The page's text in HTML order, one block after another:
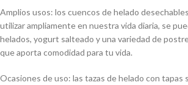
Amplios usos: los cuencos de helado
utilizar ampliamente en nuestra vida diaria, se
helados, yogurt salteado y una variedad de
que aporta comodidad para tu vida.
Ocasiones de uso: las tazas de helado con tapas